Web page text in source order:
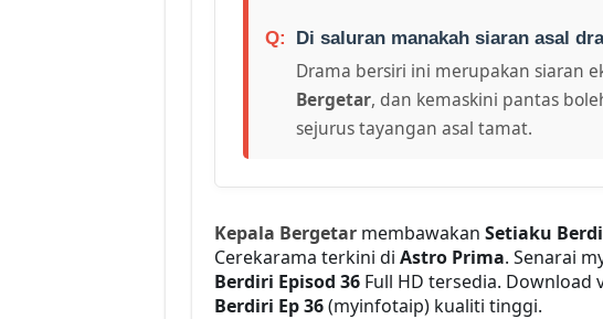
Di saluran manakah siaran asal
Drama bersiri ini merupakan siaran
Bergetar, dan kemaskini pantas
sejurus tayangan asal tamat.
Kepala Bergetarmembawakan Setiaku
Cerekarama terkini di Astro Prima. Senarai
Berdiri Episod 36Full HD tersedia. Download
Berdiri Ep 36(myinfotaip) kualiti tinggi.